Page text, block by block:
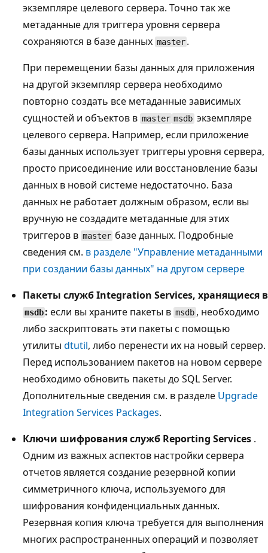
экземпляре целевого сервера. Точно так же
метаданные для триггера уровня сервера
сохраняются в базе данных master .
При перемещении базы данных для приложения
на другой экземпляр сервера необходимо
повторно создать все метаданные зависимых
сущностей и объектов в master msdbэкземпляре
целевого сервера. Например, если приложение
базы данных использует триггеры уровня сервера,
просто присоединение или восстановление базы
данных в новой системе недостаточно. База
данных не работает должным образом, если вы
вручную не создадите метаданные для этих
триггеров в master базе данных. Подробные
сведения см. в разделе "Управление метаданными
при создании базы данных" на другом сервере
Пакеты служб Integration Services, хранящиеся в
msdb : если вы храните пакеты вmsdb, необходимо
либо заскриптовать эти пакеты с помощью
утилиты dtutil, либо перенести их на новый сервер.
Перед использованием пакетов на новом сервере
необходимо обновить пакеты до SQL Server.
Дополнительные сведения см. в разделе Upgrade
Integration Services Packages.
Ключи шифрования служб Reporting Services .
Одним из важных аспектов настройки сервера
отчетов является создание резервной копии
симметричного ключа, используемого для
шифрования конфиденциальных данных.
Резервная копия ключа требуется для выполнения
многих распространенных операций и позволяет